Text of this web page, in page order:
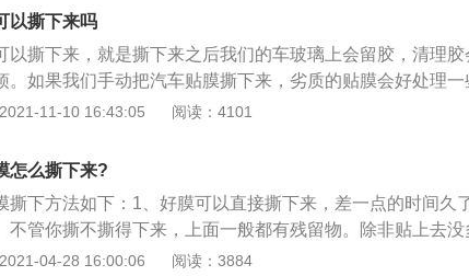
街头或者灰尘很大的地方对贴车膜有很大的影响。汽车贴膜
玻璃、侧窗玻璃以及天窗上贴上一层薄膜状物体，这层薄膜
或者叫做隔热膜，作用主要是阻挡紫外线、阻隔部分热量以
的伤人、防眩光等情况发生，同时根据太阳膜的单向透视性
私的目的。
以撕下来吗
以撕下来，就是撕下来之后我们的车玻璃上会留胶，清理胶
。如果我们手动把汽车贴膜撕下来，劣质的贴膜会好处理一
是很好，祛除比较容易。优质的车膜比较难去除，可以去汽
掉的胶可以用汽油涂抹在胶上。2、风油精祛除。我们使用
能没有什么变化，反复几次把风油精涂抹在不干胶上面，慢
干胶就会好清理。3、酒精祛除。酒精刷在汽车玻璃上的不
慢的软化，也可以达到很好的清洁效果。汽车玻璃膜的作用
主要是起到阻挡紫外线、隔热、防眩光等作用，此外，他也
11-10 16:43:05 阅读：4101
怎么撕下来?
撕下方法如下：1、好膜可以直接撕下来，差一点的时间久
不管你撕不撕得下来，上面一般都有残留物。除非贴上去没
费劲，换一整车膜两个人一般需要一上午；2、膜撕下来后
04-28 16:00:06 阅读：3884